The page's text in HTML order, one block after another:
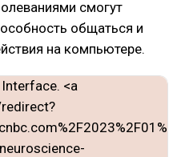
смогут
общаться и
на компьютере.